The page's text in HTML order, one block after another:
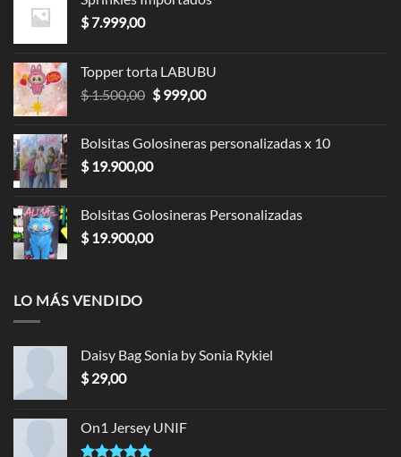
$7.999,00
Topper torta LABUBU
$1.500,00 $999,00
Bolsitas Golosineras personalizadas x 10
$19.900,00
Bolsitas Golosineras Personalizadas
$19.900,00
LO MÁS VENDIDO
Daisy Bag Sonia by Sonia Rykiel
$29,00
On1 Jersey UNIF